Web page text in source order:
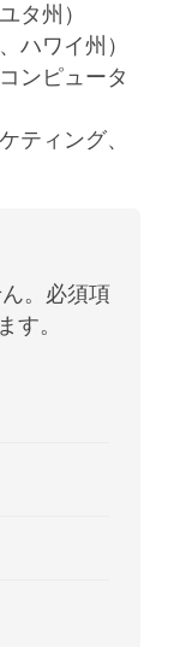
タ州）
ハワイ州）
ンピュータ
ティング、
。必須項
す。